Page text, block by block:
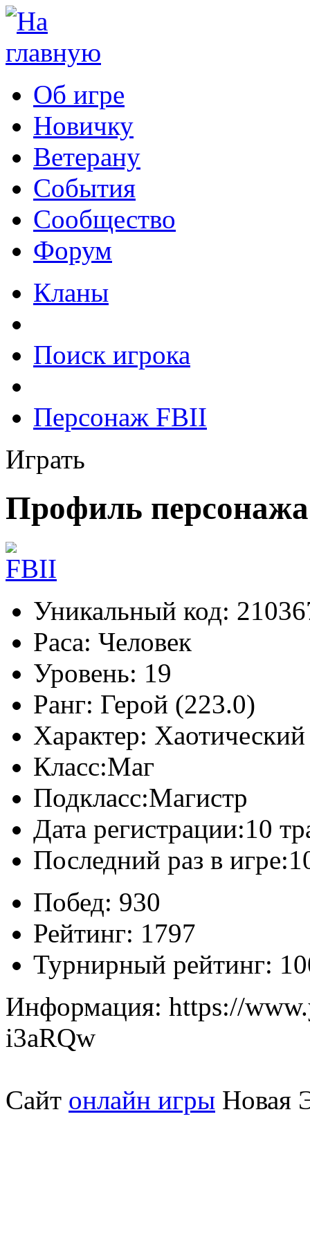
Об игре
Новичку
Ветерану
События
Сообщество
Форум
Кланы
Поиск игрока
Персонаж FBII
Играть
Профиль
Уникальный код:
Раса: Человек
Уровень: 19
Ранг: Герой (223.0)
Характер:
Класс:Маг
Подкласс:Магистр
Дата регистрации:10
Последний раз в игре:
Побед: 930
Рейтинг: 1797
Турнирный рейтинг:
Информация: https://
i3aRQw
Сайт онлайн игры Новая